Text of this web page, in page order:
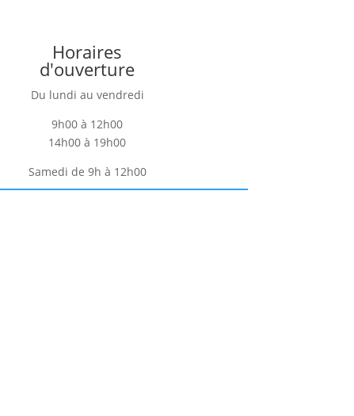
Horaires
d'ouverture
Du lundi au vendredi
9h00 à 12h00
14h00 à 19h00
Samedi de 9h à 12h00